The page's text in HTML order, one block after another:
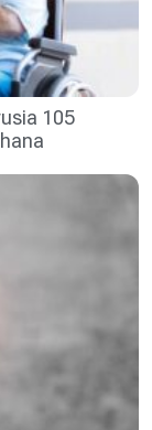
105